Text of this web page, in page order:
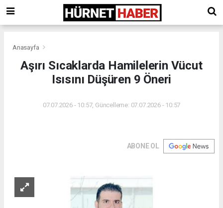
Anasayfa
Aşırı Sıcaklarda Hamilelerin Vücut
Isısını Düşüren 9 Öneri
07.07.2026 - 10:57, Güncelleme: 07.07.2026 - 10:57
ABONE OL